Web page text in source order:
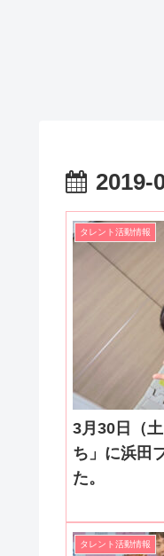
2019-
タレント活動情報
3月30日（
ち」に浜田
た。
タレント活動情報